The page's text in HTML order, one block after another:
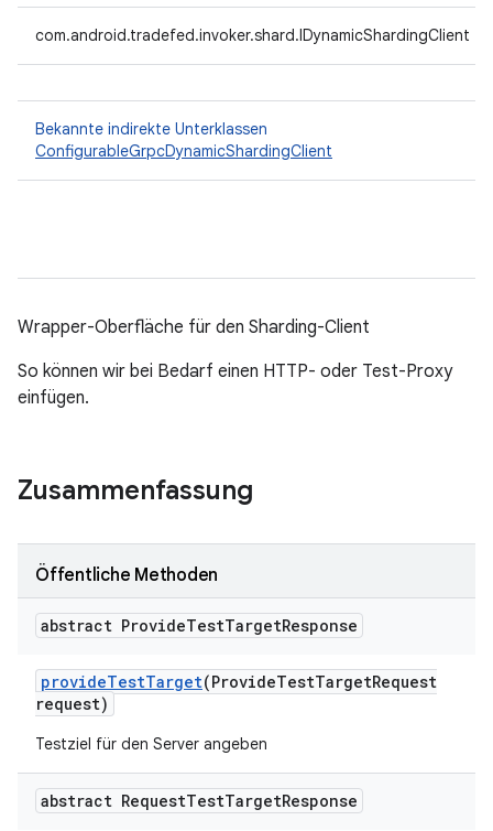
com.android.tradefed.invoker.shard.IDynamicShardingClient
Bekannte indirekte Unterklassen
ConfigurableGrpcDynamicShardingClient
Wrapper-Oberfläche für den Sharding-Client
So können wir bei Bedarf einen HTTP- oder Test-Proxy
einfügen.
Zusammenfassung
Öffentliche Methoden
abstract ProvideTestTargetResponse
provideTestTarget(ProvideTestTargetRequest
request)
Testziel für den Server angeben
abstract RequestTestTargetResponse